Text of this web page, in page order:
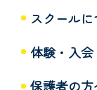
スクール
体験・入会
保護者の方